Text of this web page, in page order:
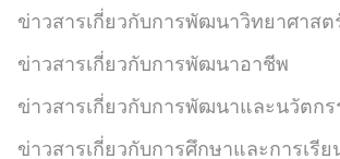
ข่าวสารเกี่ยวกับการพัฒนาวิทยาศาสต
ข่าวสารเกี่ยวกับการพัฒนาอาชีพ
ข่าวสารเกี่ยวกับการพัฒนาและนวัตกร
ข่าวสารเกี่ยวกับการศึกษาและการเรีย